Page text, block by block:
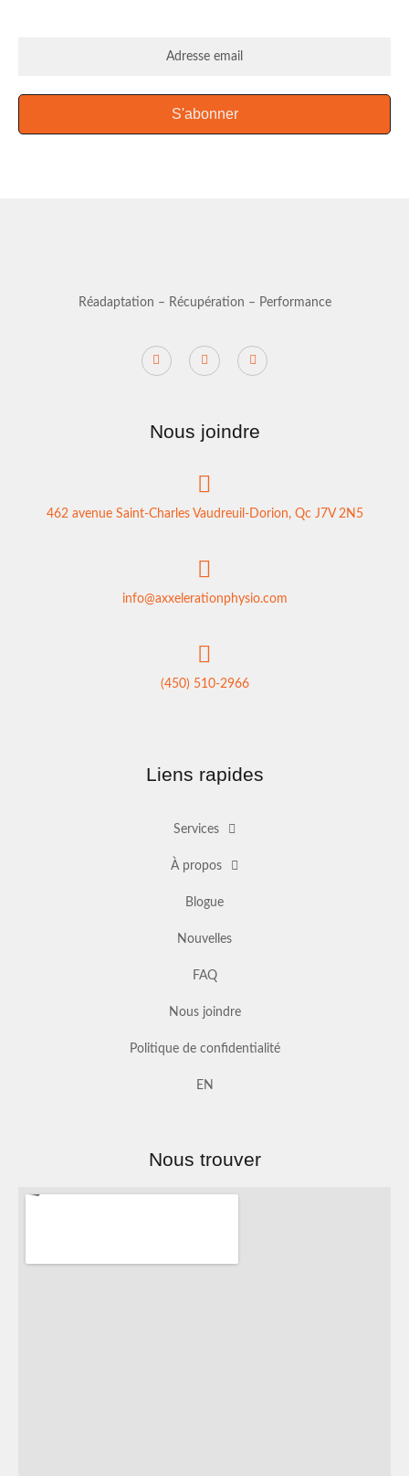
S'abonner
Réadaptation – Récupération – Performance
Nous joindre
462 avenue Saint-Charles Vaudreuil-Dorion, Qc J7V 2N5
info@axxelerationphysio.com
(450) 510-2966
Liens rapides
Services
À propos
Blogue
Nouvelles
FAQ
Nous joindre
Politique de confidentialité
EN
Nous trouver